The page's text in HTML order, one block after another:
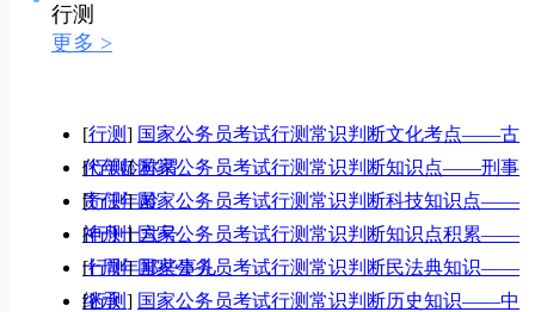
行测
更多 >
[行测] 国家公务员考试行测常识判断文化考点——古
代年龄称谓
[行测] 国家公务员考试行测常识判断知识点——刑事
责任年龄
[行测] 国家公务员考试行测常识判断科技知识点——
神舟十六号
[行测] 国家公务员考试行测常识判断知识点积累——
十周年那些事儿
[行测] 国家公务员考试行测常识判断民法典知识——
继承
[行测] 国家公务员考试行测常识判断历史知识——中